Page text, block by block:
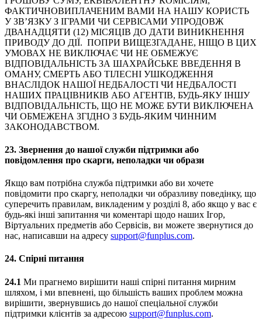
ФАКТИЧНОВИПЛАЧЕНИМ ВАМИ НА НАШУ КОРИСТЬ
У ЗВ’ЯЗКУ З ІГРАМИ ЧИ СЕРВІСАМИ УПРОДОВЖ
ДВАНАДЦЯТИ (12) МІСЯЦІВ ДО ДАТИ ВИНИКНЕННЯ
ПРИВОДУ ДО ДІЇ. ПОПРИ ВИЩЕЗГАДАНЕ, НІЩО В ЦИХ
УМОВАХ НЕ ВИКЛЮЧАЄ ЧИ НЕ ОБМЕЖУЄ
ВІДПОВІДАЛЬНІСТЬ ЗА ШАХРАЙСЬКЕ ВВЕДЕННЯ В
ОМАНУ, СМЕРТЬ АБО ТІЛЕСНІ УШКОДЖЕННЯ
ВНАСЛІДОК НАШОЇ НЕДБАЛОСТІ ЧИ НЕДБАЛОСТІ
НАШИХ ПРАЦІВНИКІВ АБО АГЕНТІВ, БУДЬ-ЯКУ ІНШУ
ВІДПОВІДАЛЬНІСТЬ, ЩО НЕ МОЖЕ БУТИ ВИКЛЮЧЕНА
ЧИ ОБМЕЖЕНА ЗГІДНО З БУДЬ-ЯКИМ ЧИННИМ
ЗАКОНОДАВСТВОМ.
23. Звернення до нашої служби підтримки або
повідомлення про скарги, неполадки чи образи
Якщо вам потрібна служба підтримки або ви хочете
повідомити про скаргу, неполадки чи образливу поведінку, що
суперечить правилам, викладеним у розділі 8, або якщо у вас є
будь-які інші запитання чи коментарі щодо наших Ігор,
Віртуальних предметів або Сервісів, ви можете звернутися до
нас, написавши на адресу support@funplus.com.
24. Спірні питання
24.1 Ми прагнемо вирішити наші спірні питання мирним
шляхом, і ми впевнені, що більшість ваших проблем можна
вирішити, звернувшись до нашої спеціальної служби
підтримки клієнтів за адресою support@funplus.com.